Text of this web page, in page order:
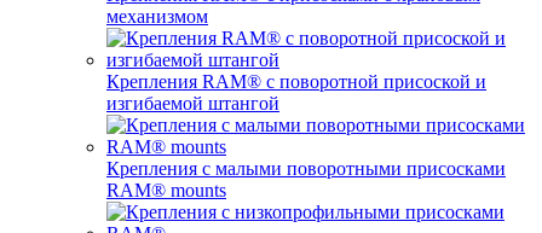
механизмом
Крепления RAM® с поворотной присоской и
изгибаемой штангой
Крепления с малыми поворотными присосками
RAM® mounts